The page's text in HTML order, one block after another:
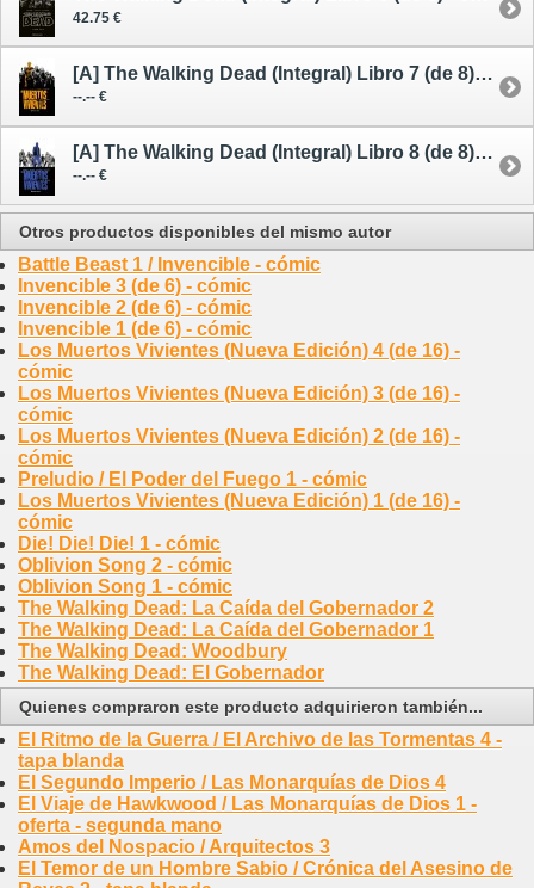
42.75 €
[A] The Walking Dead (Integral) Libro 7 (de 8) - cómic - avance --/--/26
--.-- €
[A] The Walking Dead (Integral) Libro 8 (de 8) - cómic - avance --/--/26
--.-- €
Otros productos disponibles del mismo autor
Battle Beast 1 / Invencible - cómic
Invencible 3 (de 6) - cómic
Invencible 2 (de 6) - cómic
Invencible 1 (de 6) - cómic
Los Muertos Vivientes (Nueva Edición) 4 (de 16) -
cómic
Los Muertos Vivientes (Nueva Edición) 3 (de 16) -
cómic
Los Muertos Vivientes (Nueva Edición) 2 (de 16) -
cómic
Preludio / El Poder del Fuego 1 - cómic
Los Muertos Vivientes (Nueva Edición) 1 (de 16) -
cómic
Die! Die! Die! 1 - cómic
Oblivion Song 2 - cómic
Oblivion Song 1 - cómic
The Walking Dead: La Caída del Gobernador 2
The Walking Dead: La Caída del Gobernador 1
The Walking Dead: Woodbury
The Walking Dead: El Gobernador
Quienes compraron este producto adquirieron también...
El Ritmo de la Guerra / El Archivo de las Tormentas 4 -
tapa blanda
El Segundo Imperio / Las Monarquías de Dios 4
El Viaje de Hawkwood / Las Monarquías de Dios 1 -
oferta - segunda mano
Amos del Nospacio / Arquitectos 3
El Temor de un Hombre Sabio / Crónica del Asesino de